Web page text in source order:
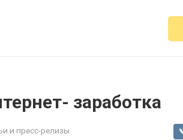
заработка
и пресс-релизы